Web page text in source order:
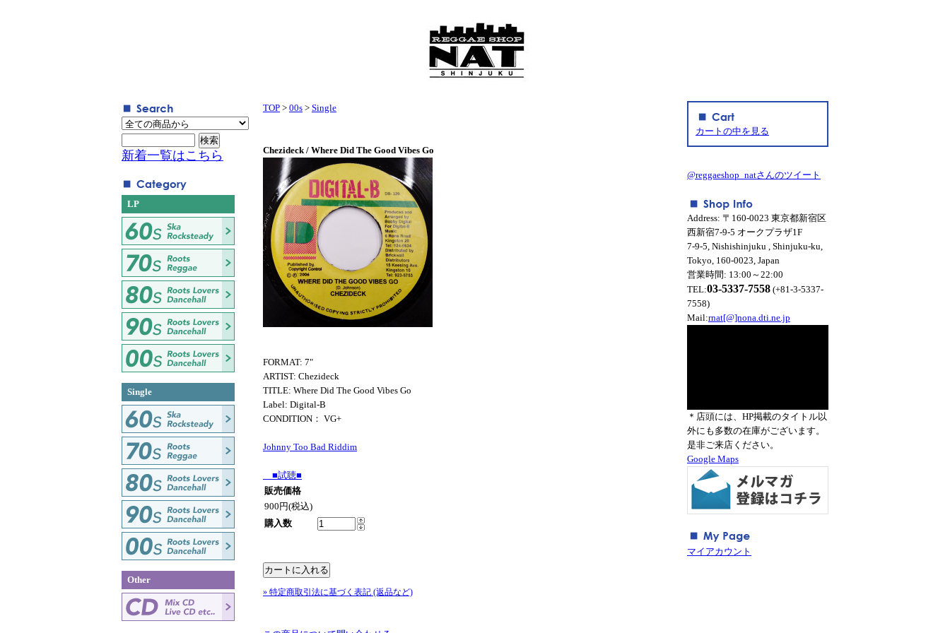
TOP > 00s > Single
Chezideck / Where Did The Good Vibes Go
FORMAT: 7"
ARTIST: Chezideck
TITLE: Where Did The Good Vibes Go
Label: Digital-B
CONDITION： VG+
Johnny Too Bad Riddim
■試聴■
販売価格
900円(税込)
購入数
» 特定商取引法に基づく表記 (返品など)
新着一覧はこちら
LP
Single
Other
カートの中を見る
@reggaeshop_natさんのツイート
Address: 〒160-0023 東京都新宿区
西新宿7-9-5 オークプラザ1F
7-9-5, Nishishinjuku , Shinjuku-ku,
Tokyo, 160-0023, Japan
営業時間: 13:00～22:00
TEL:03-5337-7558 (+81-3-5337-
7558)
Mail:rnat[@]nona.dti.ne.jp
＊店頭には、HP掲載のタイトル以
外にも多数の在庫がございます。
是非ご来店ください。
Google Maps
マイアカウント